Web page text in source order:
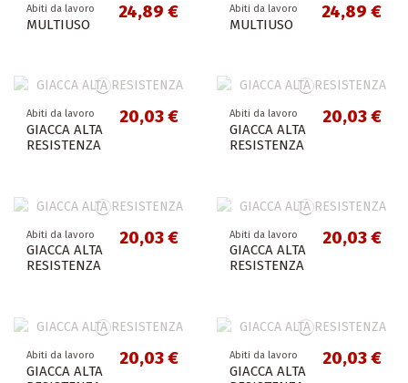
Abiti da lavoro
MULTIUSO
24,89 € Abiti da lavoro
MULTIUSO
24,89 €
Abiti da lavoro
GIACCA ALTA
RESISTENZA
20,03 € Abiti da lavoro
GIACCA ALTA
RESISTENZA
20,03 €
Abiti da lavoro
GIACCA ALTA
RESISTENZA
20,03 € Abiti da lavoro
GIACCA ALTA
RESISTENZA
20,03 €
Abiti da lavoro
GIACCA ALTA
20,03 € Abiti da lavoro
GIACCA ALTA
20,03 €